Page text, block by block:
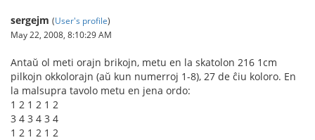
sergejm (User's profile)
May 22, 2008, 8:10:29 AM
Antaŭ ol meti orajn brikojn, metu en la skatolon 216 1cm
pilkojn okkolorajn (aŭ kun numerroj 1-8), 27 de ĉiu koloro. En
la malsupra tavolo metu en jena ordo:
1 2 1 2 1 2
3 4 3 4 3 4
1 2 1 2 1 2